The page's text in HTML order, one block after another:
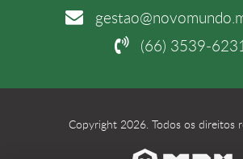
(66) 3539-
Copyright 2026. Todos os direitos